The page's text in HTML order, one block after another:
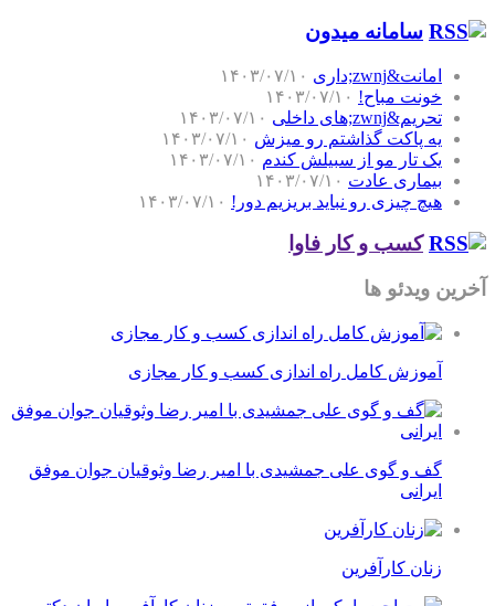
سامانه میدون
امانت&zwnj;داری
۱۴۰۳/۰۷/۱۰
خونت مباح! ۱۴۰۳/۰۷/۱۰
تحریم&zwnj;های داخلی
۱۴۰۳/۰۷/۱۰
یه پاکت گذاشتم رو میزش ۱۴۰۳/۰۷/۱۰
یک تار مو از سبیلش کندم ۱۴۰۳/۰۷/۱۰
بیماری عادت ۱۴۰۳/۰۷/۱۰
هیچ چیزی رو نباید بریزیم دور! ۱۴۰۳/۰۷/۱۰
کسب و کار فاوا
آخرین ویدئو ها
آموزش کامل راه اندازی کسب و کار مجازی
گف و گوی علی جمشیدی با امیر رضا وثوقیان جوان موفق
ایرانی
زنان کارآفرین